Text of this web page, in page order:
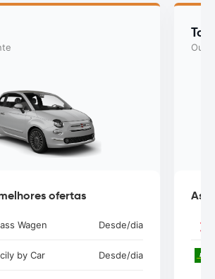
ofertas
Wagen Desde/dia
by Car Desde/dia
Ou
As